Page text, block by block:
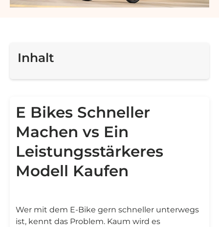
Inhalt
E Bikes Schneller
Machen vs Ein
Leistungsstärkeres
Modell Kaufen
Wer mit dem E-Bike gern schneller unterwegs
ist, kennt das Problem. Kaum wird es